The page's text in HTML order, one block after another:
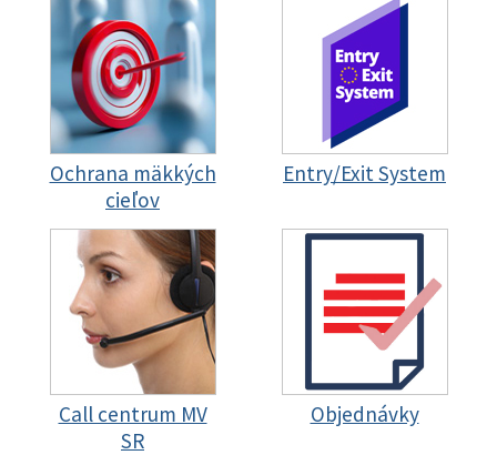
Ochrana mäkkých
cieľov
Entry/Exit System
Call centrum MV
SR
Objednávky